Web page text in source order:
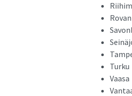
Turku
Vaasa